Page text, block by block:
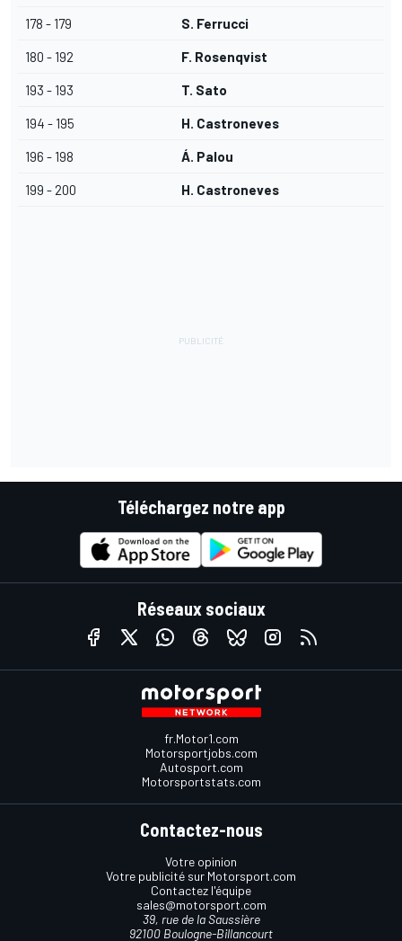
178 - 179 S. Ferrucci
180 - 192 F. Rosenqvist
193 - 193 T. Sato
194 - 195 H. Castroneves
196 - 198 Á. Palou
199 - 200 H. Castroneves
Téléchargez notre app
Réseaux sociaux
fr.Motor1.com
Motorsportjobs.com
Autosport.com
Motorsportstats.com
Contactez-nous
Votre opinion
Votre publicité sur Motorsport.com
Contactez l'équipe
sales@motorsport.com
39, rue de la Saussière
92100 Boulogne-Billancourt